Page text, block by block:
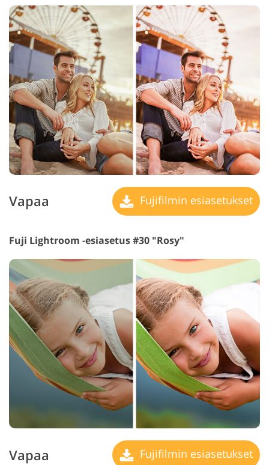
Vapaa Fujifilmin esiasetukset
Fuji Lightroom -esiasetus #30 "Rosy"
Vapaa Fujifilmin esiasetukset